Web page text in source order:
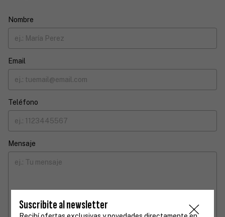
Nombre
Email
Teléfono
Mensaje
Suscribite al newsletter